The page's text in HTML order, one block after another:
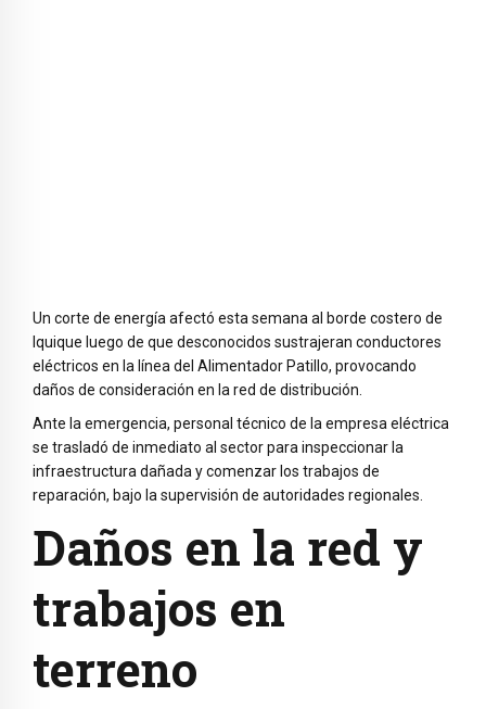
Un corte de energía afectó esta semana al borde costero de
Iquique luego de que desconocidos sustrajeran conductores
eléctricos en la línea del Alimentador Patillo, provocando
daños de consideración en la red de distribución.
Ante la emergencia, personal técnico de la empresa eléctrica
se trasladó de inmediato al sector para inspeccionar la
infraestructura dañada y comenzar los trabajos de
reparación, bajo la supervisión de autoridades regionales.
Daños en la red y
trabajos en
terreno